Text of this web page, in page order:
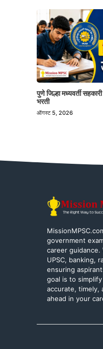
पुणे जिल्हा मध्यवर्ती
भरती
ऑगस्ट 5, 2026
government
career guidance.
UPSC, banking,
ensuring
goal is to
accurate, timely,
ahead in your